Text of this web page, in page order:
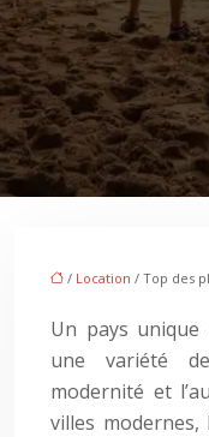
/ Location / Top des
Un pays unique
une variété
modernité et
villes